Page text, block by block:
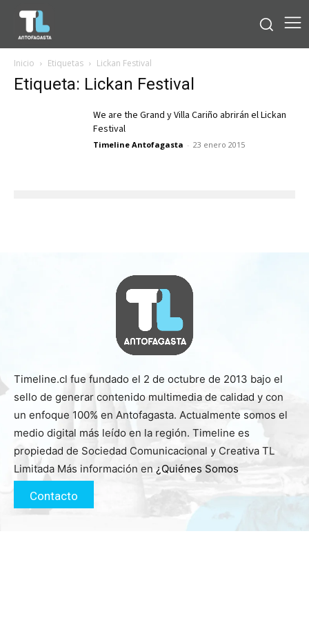
Inicio Etiquetas Lickan Festival
Etiqueta: Lickan Festival
We are the Grand y Villa Cariño abrirán el Lickan
Festival
Timeline Antofagasta - 23 enero 2015
Timeline.cl fue fundado el 2 de octubre de 2013 bajo el
sello de generar contenido multimedia de calidad y con
un enfoque 100% en Antofagasta. Actualmente somos el
medio digital más leído en la región. Timeline es
propiedad de Sociedad Comunicacional y Creativa TL
Limitada Más información en ¿Quiénes Somos
Contacto